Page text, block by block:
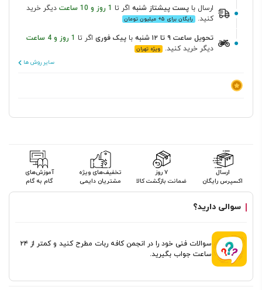
ارسال با پست پیشتاز شنبه اگر تا 1 روز و 10 ساعت
دیگر خرید
کنید.
رایگان برای ۵+ میلیون تومان
تحویل ساعت ۹ تا ۱۲ شنبه با پیک فوری اگر تا 1 روز و 4 ساعت
دیگر خرید کنید.
ویژه تهران
سایر روش ها
ارسال
اکسپرس رایگان
۷ روز
ضمانت بازگشت کالا
تخفیف‌های ویژه
مشتریان دایمی
آموزش‌های
گام به گام
سوالی دارید؟
سوالات فنی خود را در انجمن کافه ربات مطرح کنید و کمتر از ۲۴
ساعت جواب بگیرید.